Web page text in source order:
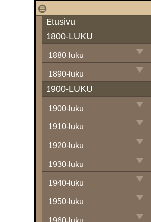
1
Etusivu
1800-LUKU
1880-luku
1890-luku
1900-LUKU
1900-luku
1910-luku
1920-luku
1930-luku
1940-luku
1950-luku